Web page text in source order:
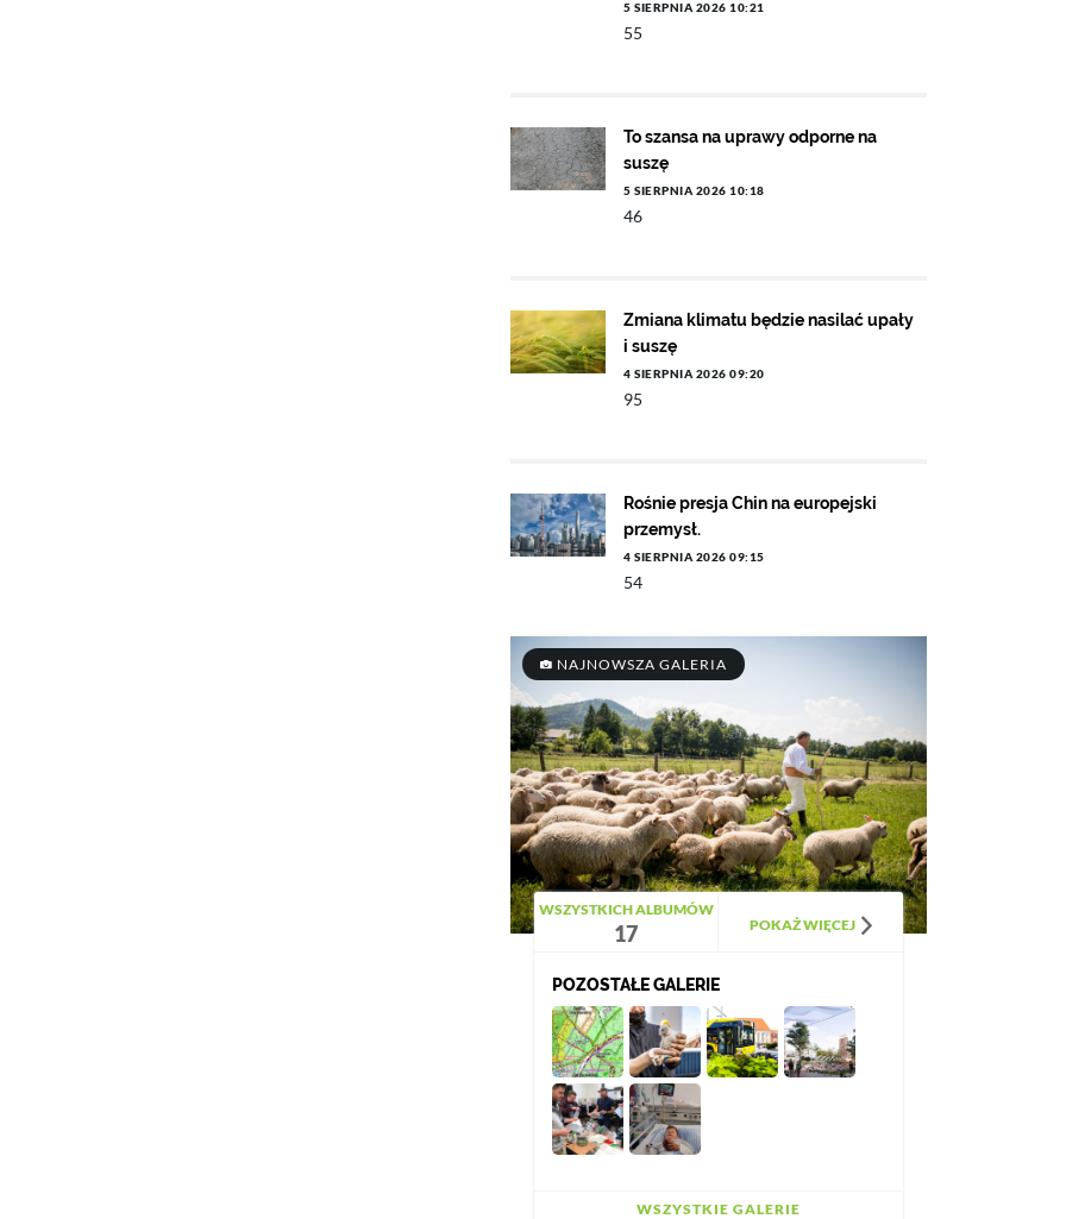
5 SIERPNIA 2026 10:21
55
To szansa na uprawy odporne na
suszę
5 SIERPNIA 2026 10:18
46
Zmiana klimatu będzie nasilać upały
i suszę
4 SIERPNIA 2026 09:20
95
Rośnie presja Chin na europejski
przemysł.
4 SIERPNIA 2026 09:15
54
NAJNOWSZA GALERIA
WSZYSTKICH ALBUMÓW
17 POKAŻ WIĘCEJ
POZOSTAŁE GALERIE
WSZYSTKIE GALERIE